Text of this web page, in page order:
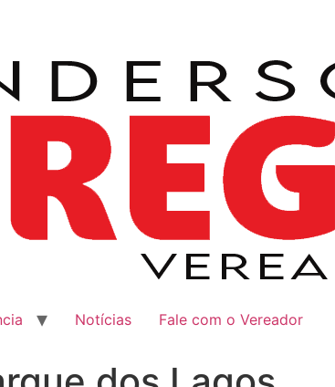
Notícias Fale com o Vereador